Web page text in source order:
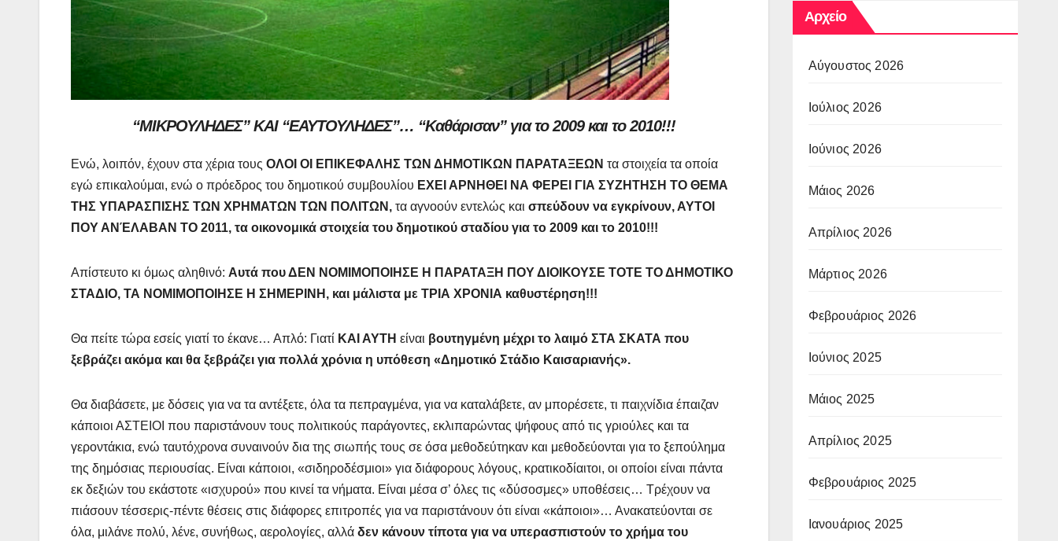
“ΜΙΚΡΟΥΛΗΔΕΣ” ΚΑΙ “ΕΑΥΤΟΥΛΗΔΕΣ”… “Καθάρισαν” για το 2009 και το 2010!!!
Ενώ, λοιπόν, έχουν στα χέρια τους ΟΛΟΙ ΟΙ ΕΠΙΚΕΦΑΛΗΣ ΤΩΝ ΔΗΜΟΤΙΚΩΝ ΠΑΡΑΤΑΞΕΩΝ τα στοιχεία τα οποία
εγώ επικαλούμαι, ενώ ο πρόεδρος του δημοτικού συμβουλίου ΕΧΕΙ ΑΡΝΗΘΕΙ ΝΑ ΦΕΡΕΙ ΓΙΑ ΣΥΖΗΤΗΣΗ ΤΟ ΘΕΜΑ
ΤΗΣ ΥΠΑΡΑΣΠΙΣΗΣ ΤΩΝ ΧΡΗΜΑΤΩΝ ΤΩΝ ΠΟΛΙΤΩΝ, τα αγνοούν εντελώς και σπεύδουν να εγκρίνουν, ΑΥΤΟΙ
ΠΟΥ ΑΝΈΛΑΒΑΝ ΤΟ 2011, τα οικονομικά στοιχεία του δημοτικού σταδίου για το 2009 και το 2010!!!
Απίστευτο κι όμως αληθινό: Αυτά που ΔΕΝ ΝΟΜΙΜΟΠΟΙΗΣΕ Η ΠΑΡΑΤΑΞΗ ΠΟΥ ΔΙΟΙΚΟΥΣΕ ΤΟΤΕ ΤΟ ΔΗΜΟΤΙΚΟ
ΣΤΑΔΙΟ, ΤΑ ΝΟΜΙΜΟΠΟΙΗΣΕ Η ΣΗΜΕΡΙΝΗ, και μάλιστα με ΤΡΙΑ ΧΡΟΝΙΑ καθυστέρηση!!!
Θα πείτε τώρα εσείς γιατί το έκανε… Απλό: Γιατί ΚΑΙ ΑΥΤΗ είναι βουτηγμένη μέχρι το λαιμό ΣΤΑ ΣΚΑΤΑ που
ξεβράζει ακόμα και θα ξεβράζει για πολλά χρόνια η υπόθεση «Δημοτικό Στάδιο Καισαριανής».
Θα διαβάσετε, με δόσεις για να τα αντέξετε, όλα τα πεπραγμένα, για να καταλάβετε, αν μπορέσετε, τι παιχνίδια έπαιζαν
κάποιοι ΑΣΤΕΙΟΙ που παριστάνουν τους πολιτικούς παράγοντες, εκλιπαρώντας ψήφους από τις γριούλες και τα
γεροντάκια, ενώ ταυτόχρονα συναινούν δια της σιωπής τους σε όσα μεθοδεύτηκαν και μεθοδεύονται για το ξεπούλημα
της δημόσιας περιουσίας. Είναι κάποιοι, «σιδηροδέσμιοι» για διάφορους λόγους, κρατικοδίαιτοι, οι οποίοι είναι πάντα
εκ δεξιών του εκάστοτε «ισχυρού» που κινεί τα νήματα. Είναι μέσα σ’ όλες τις «δύσοσμες» υποθέσεις… Τρέχουν να
πιάσουν τέσσερις-πέντε θέσεις στις διάφορες επιτροπές για να παριστάνουν ότι είναι «κάποιοι»… Ανακατεύονται σε
όλα, μιλάνε πολύ, λένε, συνήθως, αερολογίες, αλλά δεν κάνουν τίποτα για να υπερασπιστούν το χρήμα του
Αρχείο
Αύγουστος 2026
Ιούλιος 2026
Ιούνιος 2026
Μάιος 2026
Απρίλιος 2026
Μάρτιος 2026
Φεβρουάριος 2026
Ιούνιος 2025
Μάιος 2025
Απρίλιος 2025
Φεβρουάριος 2025
Ιανουάριος 2025